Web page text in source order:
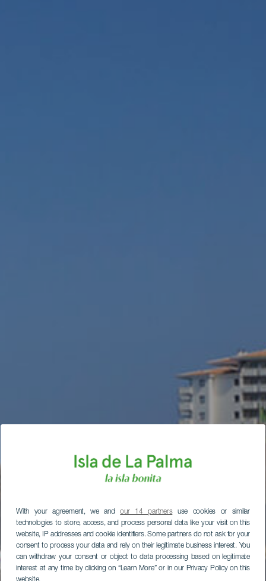
With your agreement, we andour 14 partnersuse cookies or similar
technologies to store, access, and process personal data like your visit on this
website, IP addresses and cookie identifiers. Some partners do not ask for your
consent to process your data and rely on their legitimate business interest. You
can withdraw your consent or object to data processing based on legitimate
interest at any time by clicking on “Learn More” or in our Privacy Policy on this